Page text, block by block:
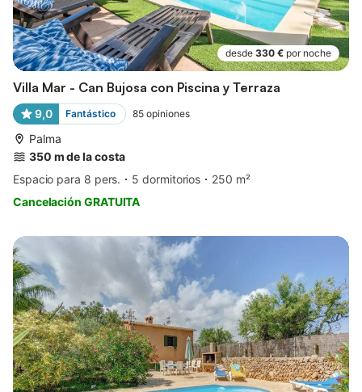
desde 330 € por noche
Villa Mar - Can Bujosa con Piscina y Terraza
9,0 Fantástico 85 opiniones
Palma
350 m de la costa
Espacio para 8 pers.
5 dormitorios
250 m²
Cancelación GRATUITA